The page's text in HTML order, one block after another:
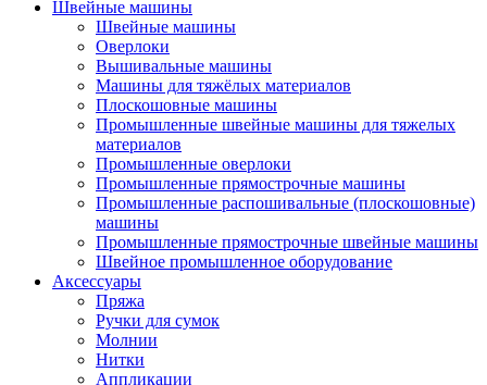
Швейные машины
Швейные машины
Оверлоки
Вышивальные машины
Машины для тяжёлых материалов
Плоскошовные машины
Промышленные швейные машины для тяжелых
материалов
Промышленные оверлоки
Промышленные прямострочные машины
Промышленные распошивальные (плоскошовные)
машины
Промышленные прямострочные швейные машины
Швейное промышленное оборудование
Аксессуары
Пряжа
Ручки для сумок
Молнии
Нитки
Аппликации